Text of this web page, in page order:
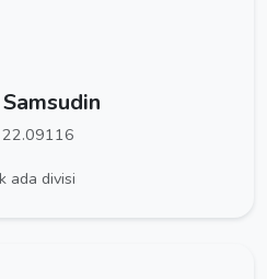
22.09116
ada divisi